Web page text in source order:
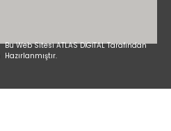
Bu Web Sitesi ATLAS DİGİTAL Tarafından
Hazırlanmıştır.